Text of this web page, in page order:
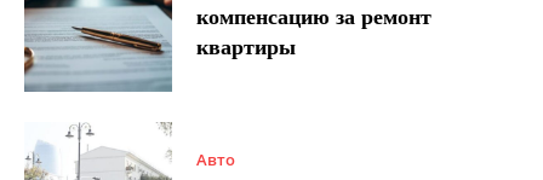
компенсацию за ремонт
квартиры
Авто